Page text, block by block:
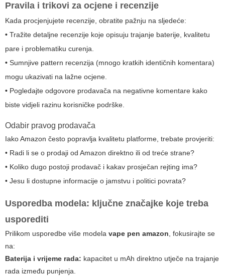
Pravila i trikovi za ocjene i recenzije
Kada procjenjujete recenzije, obratite pažnju na sljedeće:
• Tražite detaljne recenzije koje opisuju trajanje baterije, kvalitetu
pare i problematiku curenja.
• Sumnjive pattern recenzija (mnogo kratkih identičnih komentara)
mogu ukazivati na lažne ocjene.
• Pogledajte odgovore prodavača na negativne komentare kako
biste vidjeli razinu korisničke podrške.
Odabir pravog prodavača
Iako Amazon često popravlja kvalitetu platforme, trebate provjeriti:
• Radi li se o prodaji od Amazon direktno ili od treće strane?
• Koliko dugo postoji prodavač i kakav prosječan rejting ima?
• Jesu li dostupne informacije o jamstvu i politici povrata?
Usporedba modela: ključne značajke koje treba
usporediti
Prilikom usporedbe više modela vape pen amazon, fokusirajte se
na:
Baterija i vrijeme rada: kapacitet u mAh direktno utječe na trajanje
rada između punjenja.